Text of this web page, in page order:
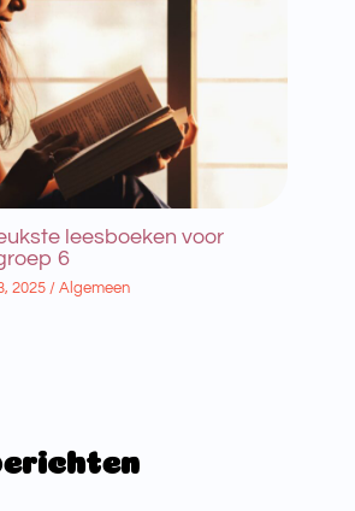
leesboeken voor
6
2025 /Algemeen